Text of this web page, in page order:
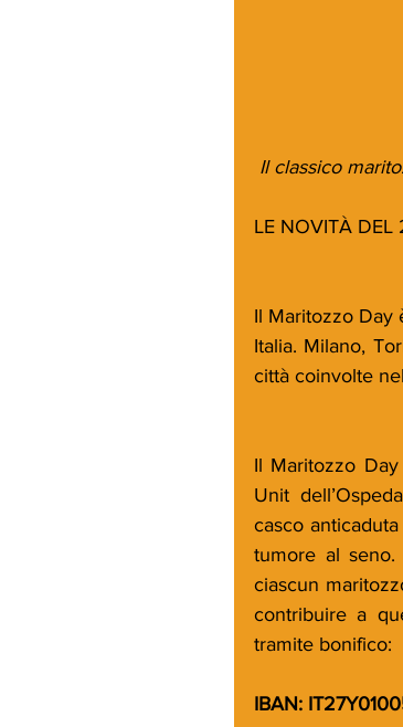
Il classico
LE NOVITÀ DEL
Il Maritozzo Day
Italia. Milano,
città coinvolte
Il Maritozzo
Unit
casco
tumore al
ciascun
contribuire a
tramite bonifico:
IBAN: